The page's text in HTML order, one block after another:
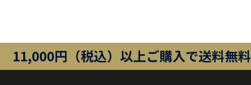
11,000円（税込）以上ご購入で送料無料